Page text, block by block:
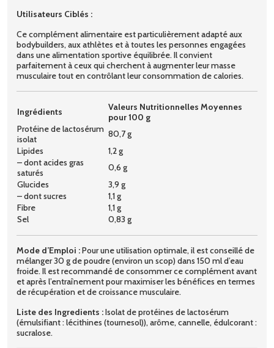
Utilisateurs Ciblés :
Ce complément alimentaire est particulièrement adapté aux
bodybuilders, aux athlètes et à toutes les personnes engagées
dans une alimentation sportive équilibrée. Il convient
parfaitement à ceux qui cherchent à augmenter leur masse
musculaire tout en contrôlant leur consommation de calories.
Ingrédients
Valeurs Nutritionnelles Moyennes
pour 100 g
Protéine de lactosérum
isolat
80,7 g
Lipides
1,2 g
– dont acides gras
saturés
0,6 g
Glucides
3,9 g
– dont sucres
1,1 g
Fibre
1,1 g
Sel
0,83 g
Mode d’Emploi :Pour une utilisation optimale, il est conseillé de
mélanger 30 g de poudre (environ un scop) dans 150 ml d’eau
froide. Il est recommandé de consommer ce complément avant
et après l’entraînement pour maximiser les bénéfices en termes
de récupération et de croissance musculaire.
Liste des Ingredients :Isolat de protéines de lactosérum
(émulsifiant : lécithines (tournesol)), arôme, cannelle, édulcorant :
sucralose.